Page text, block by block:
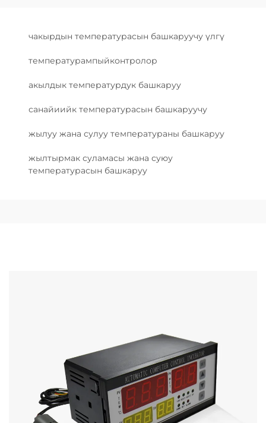
чакырдын температурасын башкаруучу үлгү
температурампыйконтролор
акылдык температурдук башкаруу
санайиийк температурасын башкаруучу
жылуу жана сулуу температураны башкаруу
жылтырмак суламасы жана суюу
температурасын башкаруу